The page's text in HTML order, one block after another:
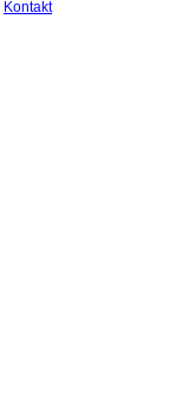
Kontakt